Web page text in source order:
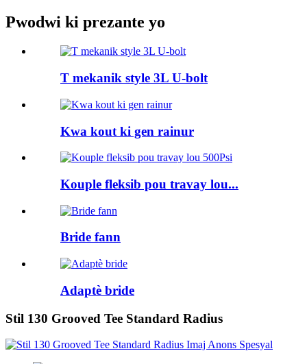
Pwodwi ki prezante yo
T mekanik style 3L U-bolt
Kwa kout ki gen rainur
Kouple fleksib pou travay lou...
Bride fann
Adaptè bride
Stil 130 Grooved Tee Standard Radius